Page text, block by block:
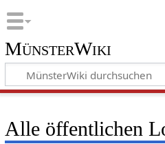
MünsterWiki
Alle öffentlichen